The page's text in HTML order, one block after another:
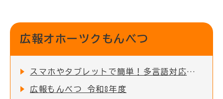
広報オホーツクもんべつ
スマホやタブレットで簡単！多言語対応の「広報オホーツクもんべつ」をデジタル配信しています
広報もんべつ 令和8年度